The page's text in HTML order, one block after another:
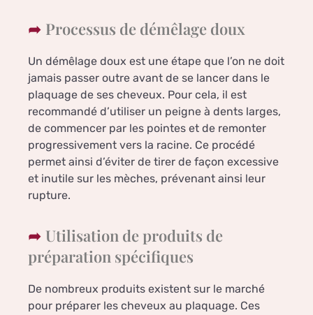
Processus de démêlage doux
Un démêlage doux est une étape que l’on ne doit
jamais passer outre avant de se lancer dans le
plaquage de ses cheveux. Pour cela, il est
recommandé d’utiliser un peigne à dents larges,
de commencer par les pointes et de remonter
progressivement vers la racine. Ce procédé
permet ainsi d’éviter de tirer de façon excessive
et inutile sur les mèches, prévenant ainsi leur
rupture.
Utilisation de produits de
préparation spécifiques
De nombreux produits existent sur le marché
pour préparer les cheveux au plaquage. Ces